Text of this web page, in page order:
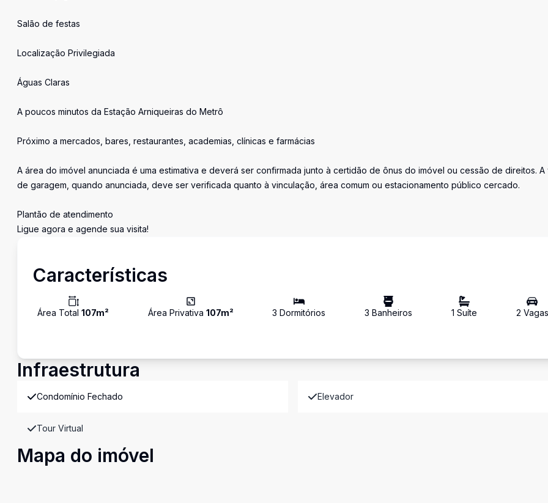
Salão de festas
Localização Privilegiada
Águas Claras
A poucos minutos da Estação Arniqueiras do Metrô
Próximo a mercados, bares, restaurantes, academias, clínicas e farmácias
A área do imóvel anunciada é uma estimativa e deverá ser confirmada junto à certidão de ônus do imóvel ou cessão de direitos. A
de garagem, quando anunciada, deve ser verificada quanto à vinculação, área comum ou estacionamento público cercado.
Plantão de atendimento
Ligue agora e agende sua visita!
Características
Área Total 107m² Área Privativa 107m² 3 Dormitórios 3 Banheiros 1 Suíte 2 Vagas
Infraestrutura
Condomínio Fechado Elevador
Tour Virtual
Mapa do imóvel